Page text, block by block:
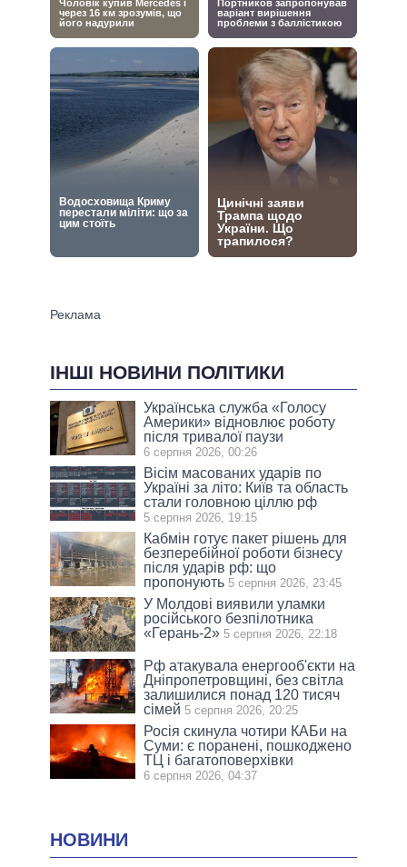
ІНШІ НОВИНИ ПОЛІТИКИ
Українська служба «Голосу
Америки» відновлює роботу
після тривалої паузи
6 серпня 2026, 00:26
Вісім масованих ударів по
Україні за літо: Київ та область
стали головною ціллю рф
5 серпня 2026, 19:15
Кабмін готує пакет рішень для
безперебійної роботи бізнесу
після ударів рф: що
пропонують 5 серпня 2026, 23:45
У Молдові виявили уламки
російського безпілотника
«Герань-2» 5 серпня 2026, 22:18
Рф атакувала енергооб'єкти на
Дніпропетровщині, без світла
залишилися понад 120 тисяч
сімей 5 серпня 2026, 20:25
Росія скинула чотири КАБи на
Суми: є поранені, пошкоджено
ТЦ і багатоповерхівки
6 серпня 2026, 04:37
НОВИНИ